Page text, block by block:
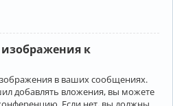
к
в ваших сообщениях.
добавлять вложения, вы можете